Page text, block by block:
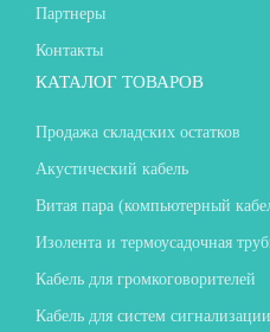
Партнеры
Контакты
КАТАЛОГ ТОВАРОВ
Продажа складских остатков
Акустический кабель
Витая пара (компьютерный
Изолента и термоусадочная
Кабель для громкоговорителей
Кабель для систем